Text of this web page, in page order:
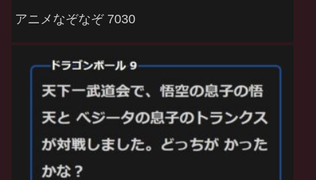
アニメなぞなぞ 7030